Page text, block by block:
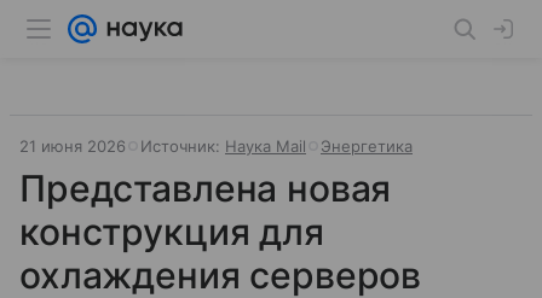
21 июня 2026 Источник: Наука Mail Энергетика
Представлена новая
конструкция для
охлаждения серверов